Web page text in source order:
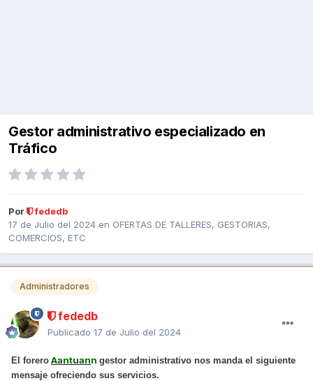
Gestor administrativo especializado en
Tráfico
Por
fededb
17 de Julio del 2024 en OFERTAS DE TALLERES, GESTORIAS,
COMERCIOS, ETC
Administradores
fededb
Publicado 17 de Julio del 2024
El forero Aantuann gestor administrativo nos manda el siguiente
mensaje ofreciendo sus servicios.